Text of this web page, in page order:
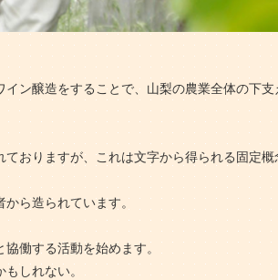
ン醸造をすることで、山梨の農業全体の下
おりますが、これは文字から得られる固定
ら造られています。
働する活動を始めます。
しれない。